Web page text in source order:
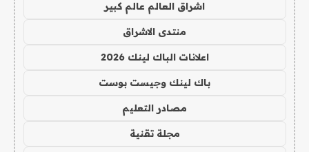
اشراق العالم عالم كبير
منتدى الاشراق
اعلانات الباك لينك 2026
باك لينك وجيست بوست
مصادر التعليم
مجلة تقنية